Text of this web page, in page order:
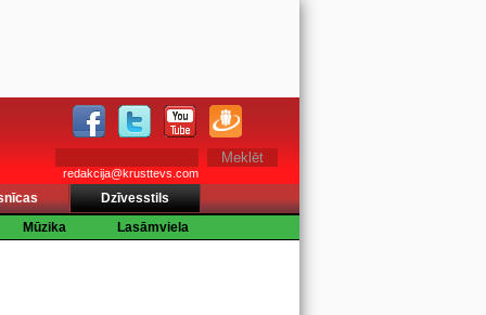
redakcija@krusttevs.com
Dzīvesstils
Mūzika
Lasāmviela